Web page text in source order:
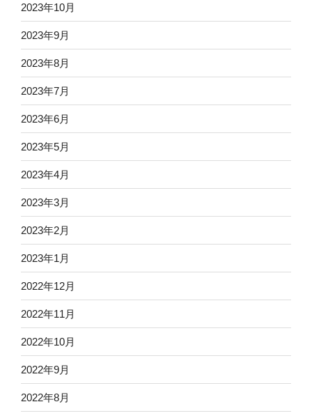
2023年10月
2023年9月
2023年8月
2023年7月
2023年6月
2023年5月
2023年4月
2023年3月
2023年2月
2023年1月
2022年12月
2022年11月
2022年10月
2022年9月
2022年8月